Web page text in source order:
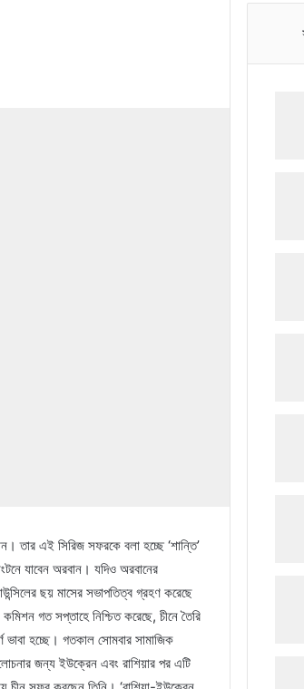
তার এই সিরিজ সফরকে বলা হচ্ছে ‘শান্তি’
যাবেন অরবান। যদিও অরবানের
ছয় মাসের সভাপতিত্ব গ্রহণ করেছে
গত সপ্তাহে নিশ্চিত করেছে, চীনে তৈরি
হচ্ছে। গতকাল সোমবার সামাজিক
জন্য ইউক্রেন এবং রাশিয়ার পর এটি